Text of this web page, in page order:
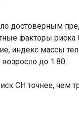
достоверным
факторы риска
индекс массы
до 1.80.
СН точнее,